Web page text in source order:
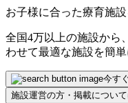
お子様に合った療育施
全国4万以上の施設から
わせて最適な施設を簡
今す
施設運営の方・掲載につい